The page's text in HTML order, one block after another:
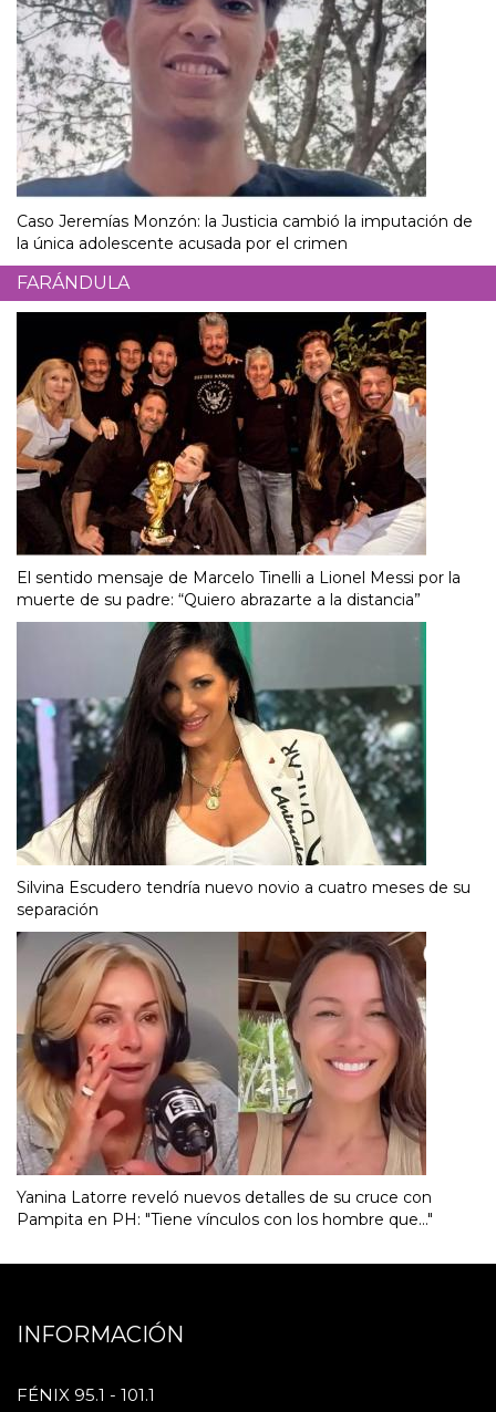
Caso Jeremías Monzón: la Justicia cambió la imputación de
la única adolescente acusada por el crimen
FARÁNDULA
El sentido mensaje de Marcelo Tinelli a Lionel Messi por la
muerte de su padre: “Quiero abrazarte a la distancia”
Silvina Escudero tendría nuevo novio a cuatro meses de su
separación
Yanina Latorre reveló nuevos detalles de su cruce con
Pampita en PH: "Tiene vínculos con los hombre que..."
INFORMACIÓN
FÉNIX 95.1 - 101.1